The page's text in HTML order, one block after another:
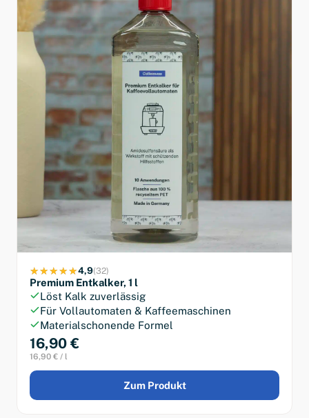
4,9(32)
Premium Entkalker, 1 l
Löst Kalk zuverlässig
Für Vollautomaten & Kaffeemaschinen
Materialschonende Formel
16,90 €
16,90 € / l
Zum Produkt